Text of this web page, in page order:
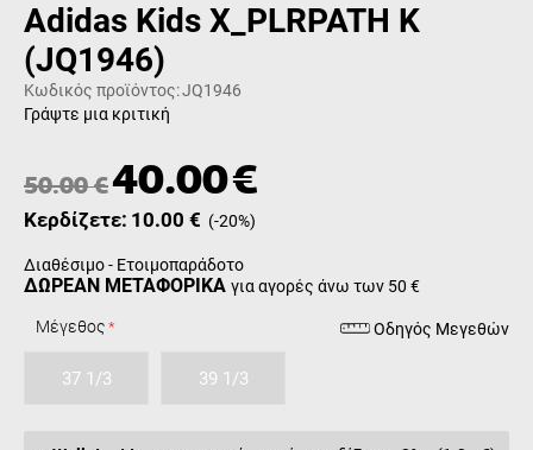
Adidas Kids X_PLRPATH K
(JQ1946)
Κωδικός προϊόντος:JQ1946
Γράψτε μια κριτική
50.00€40.00€
Κερδίζετε: 10.00 € (-20%)
Διαθέσιμο - Ετοιμοπαράδοτο
ΔΩΡΕΑΝ ΜΕΤΑΦΟΡΙΚΑ για αγορές άνω των 50 €
Οδηγός Μεγεθών
Μέγεθος
37 1/3 39 1/3